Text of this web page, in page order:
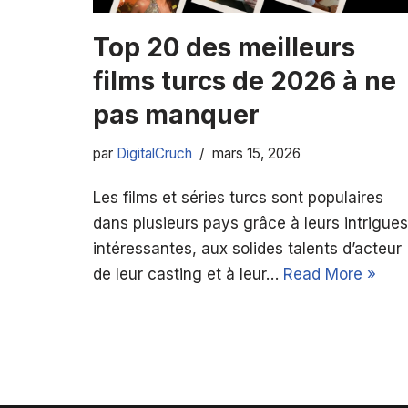
Top 20 des meilleurs
films turcs de 2026 à ne
pas manquer
par DigitalCruch mars 15, 2026
Les films et séries turcs sont populaires
dans plusieurs pays grâce à leurs intrigues
intéressantes, aux solides talents d’acteur
de leur casting et à leur… Read More »